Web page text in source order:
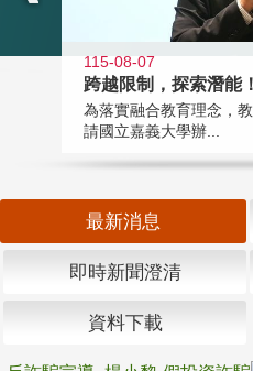
115-08-07
跨越限制，探索潛能
為落實融合教育理念，
請國立嘉義大學辦...
最新消息
即時新聞澄清
資料下載